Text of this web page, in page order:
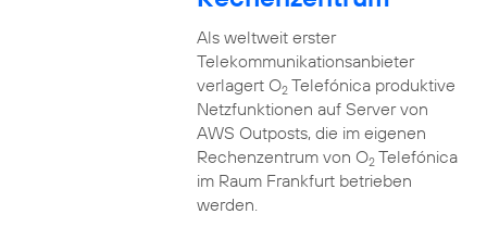
Als weltweit erster
Telekommunikationsanbieter
verlagert O2Telefónica produktive
Netzfunktionen auf Server von
AWS Outposts, die im eigenen
Rechenzentrum von O2Telefónica
im Raum Frankfurt betrieben
werden.